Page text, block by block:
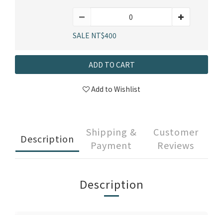
SALE NT$400
ADD TO CART
Add to Wishlist
Description
Shipping &
Payment
Customer
Reviews
Description